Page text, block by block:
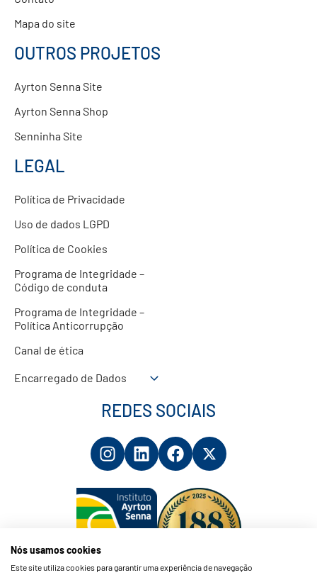
Mapa do site
OUTROS PROJETOS
Ayrton Senna Site
Ayrton Senna Shop
Senninha Site
LEGAL
Política de Privacidade
Uso de dados LGPD
Política de Cookies
Programa de Integridade –
Código de conduta
Programa de Integridade –
Política Anticorrupção
Canal de ética
Encarregado de Dados
REDES SOCIAIS
Nós usamos cookies
Este site utiliza cookies para garantir uma experiência de navegação